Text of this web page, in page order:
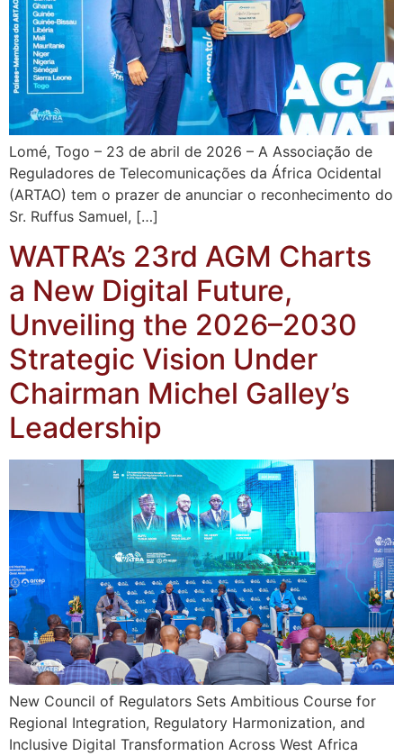
Lomé, Togo – 23 de abril de 2026 – A Associação de
Reguladores de Telecomunicações da África Ocidental
(ARTAO) tem o prazer de anunciar o reconhecimento do
Sr. Ruffus Samuel, […]
WATRA’s 23rd AGM Charts
a New Digital Future,
Unveiling the 2026–2030
Strategic Vision Under
Chairman Michel Galley’s
Leadership
New Council of Regulators Sets Ambitious Course for
Regional Integration, Regulatory Harmonization, and
Inclusive Digital Transformation Across West Africa